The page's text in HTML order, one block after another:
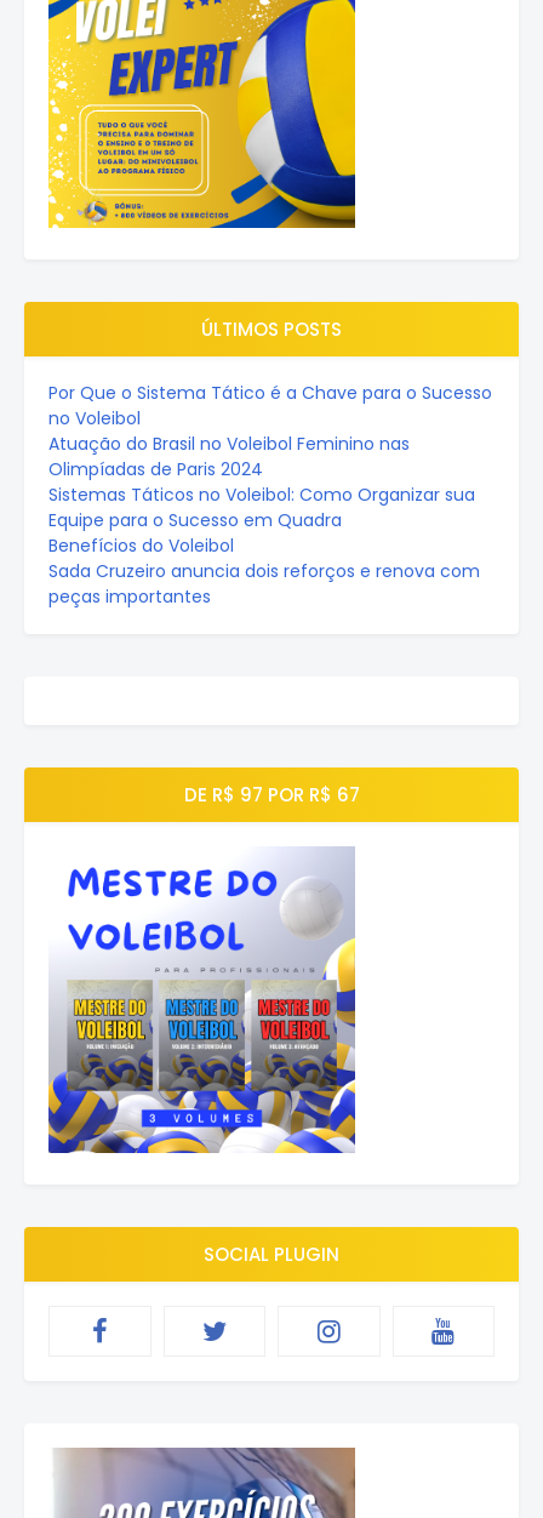
ÚLTIMOS POSTS
Por Que o Sistema Tático é a Chave para o Sucesso
no Voleibol
Atuação do Brasil no Voleibol Feminino nas
Olimpíadas de Paris 2024
Sistemas Táticos no Voleibol: Como Organizar sua
Equipe para o Sucesso em Quadra
Benefícios do Voleibol
Sada Cruzeiro anuncia dois reforços e renova com
peças importantes
DE R$ 97 POR R$ 67
SOCIAL PLUGIN